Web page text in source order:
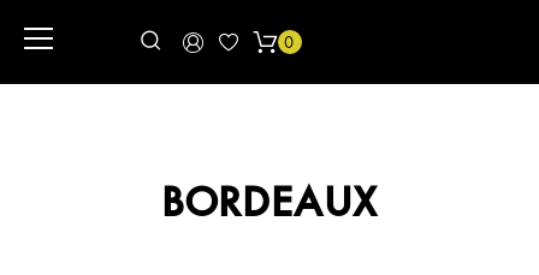
0
BORDEAUX